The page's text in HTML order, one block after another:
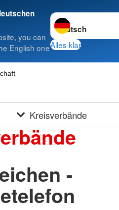
you can
English one
Sprache wechseln
Alles klar
Kreisverbände
-